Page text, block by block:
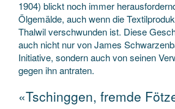
1904) blickt noch immer
Ölgemälde, auch wenn die
Thalwil verschwunden ist. Diese
auch nicht nur von James
Initiative, sondern auch von seinen
gegen ihn antraten.
«Tschinggen, fremde